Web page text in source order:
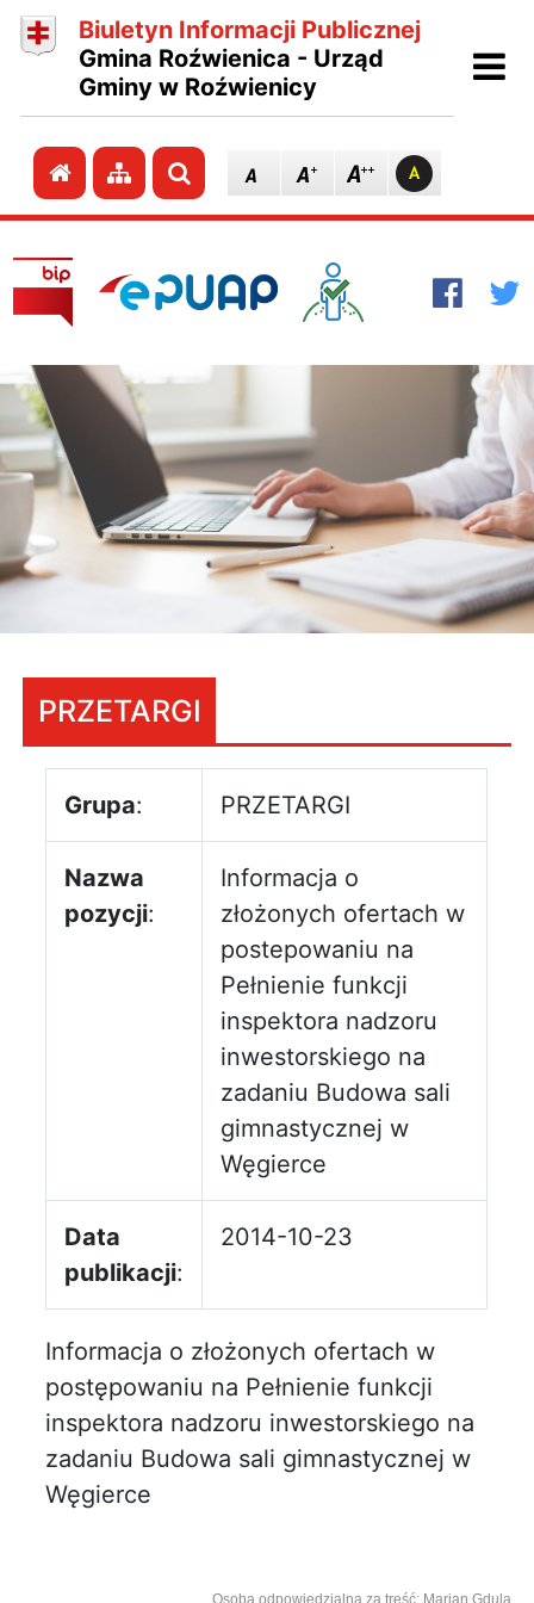
Biuletyn Informacji Publicznej
Gmina Roźwienica - Urząd
Gminy w Roźwienicy
Przejdź do strony głównej
Przejdź do mapy strony
Szukaj
PRZETARGI
Grupa: PRZETARGI
Nazwa
pozycji:
Informacja o
złożonych ofertach w
postepowaniu na
Pełnienie funkcji
inspektora nadzoru
inwestorskiego na
zadaniu Budowa sali
gimnastycznej w
Węgierce
Data
publikacji:
2014-10-23
Informacja o złożonych ofertach w
postępowaniu na Pełnienie funkcji
inspektora nadzoru inwestorskiego na
zadaniu Budowa sali gimnastycznej w
Węgierce
Osoba odpowiedzialna za treść: Marian Gdula